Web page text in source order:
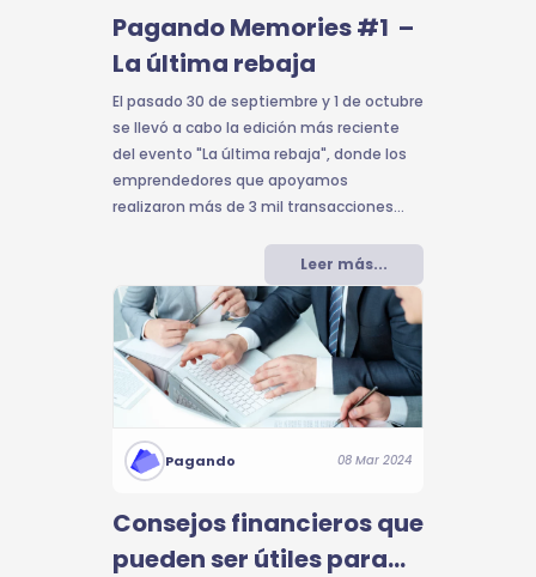
Pagando Memories #1 –
La última rebaja
El pasado 30 de septiembre y 1 de octubre
se llevó a cabo la edición más reciente
del evento "La última rebaja", donde los
emprendedores que apoyamos
realizaron más de 3 mil transacciones
hubieran sido posibles si no hubieran
tenido acceso fácil y a bajo costo, gracias
a la tecnología fintech de Pagando.
Leer más...
Consejos financieros que
pueden ser útiles para
Pagando 08 Mar 2024